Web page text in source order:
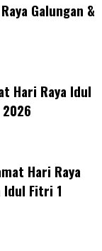
Galungan &
Hari Raya Idul
Hari Raya
Idul Fitri 1